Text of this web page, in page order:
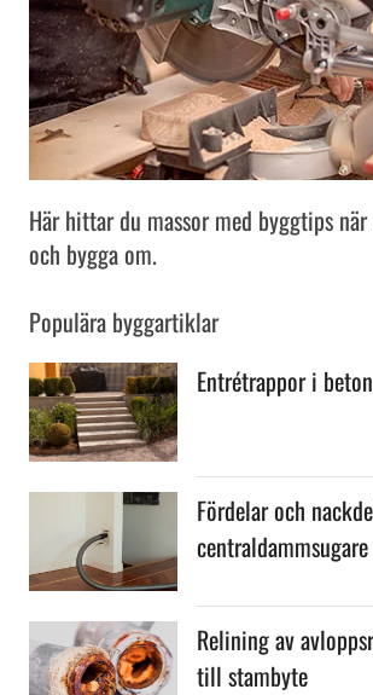
Här hittar du massor med byggtips
och bygga om.
Populära byggartiklar
Entrétrappor i
Fördelar och
centraldammsugare
Relining av
till stambyte